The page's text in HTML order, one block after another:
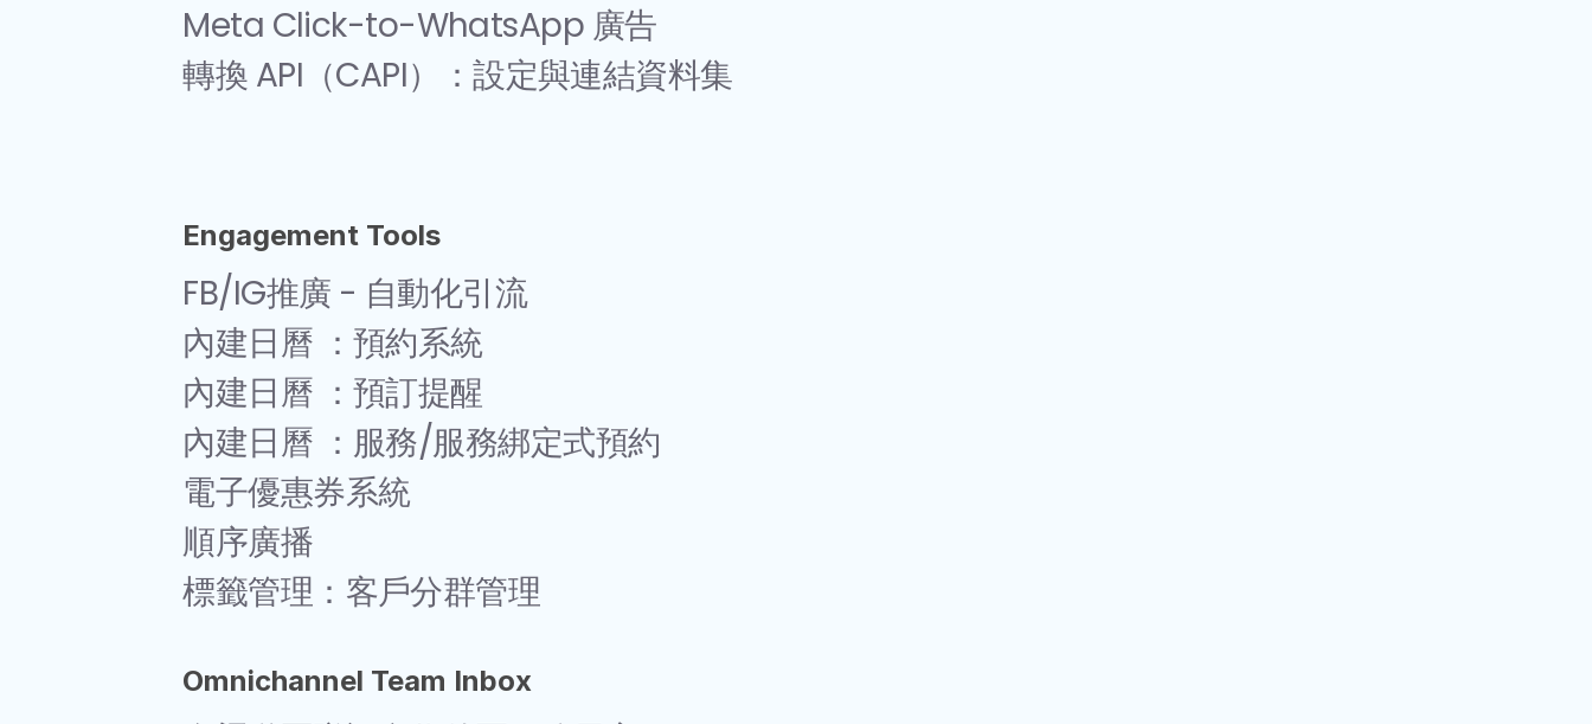
Meta Click-to-WhatsApp 廣告
轉換 API（CAPI）：設定與連結資料集
Engagement Tools
FB/IG推廣 - 自動化引流
內建日曆 ：預約系統
內建日曆 ：預訂提醒
內建日曆 ：服務/服務綁定式預約
電子優惠券系統
順序廣播
標籤管理：客戶分群管理
Omnichannel Team Inbox